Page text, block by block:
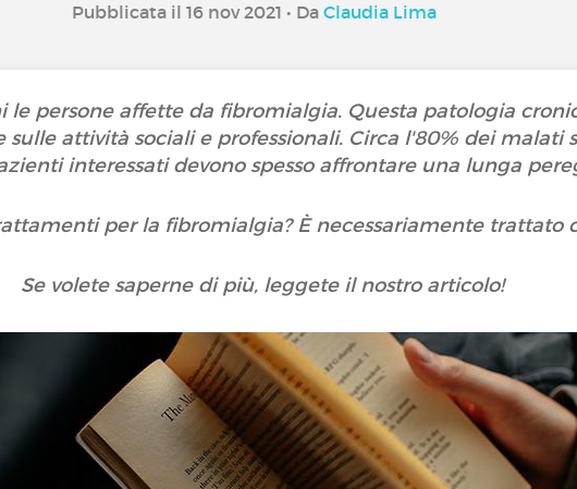
Pubblicata il 16 nov 2021 • Da Claudia Lima
le persone affette da fibromialgia. Questa patologia
attività sociali e professionali. Circa l'80% dei malati
interessati devono spesso affrontare una lunga
per la fibromialgia? È necessariamente trattato
Se volete saperne di più, leggete il nostro articolo!